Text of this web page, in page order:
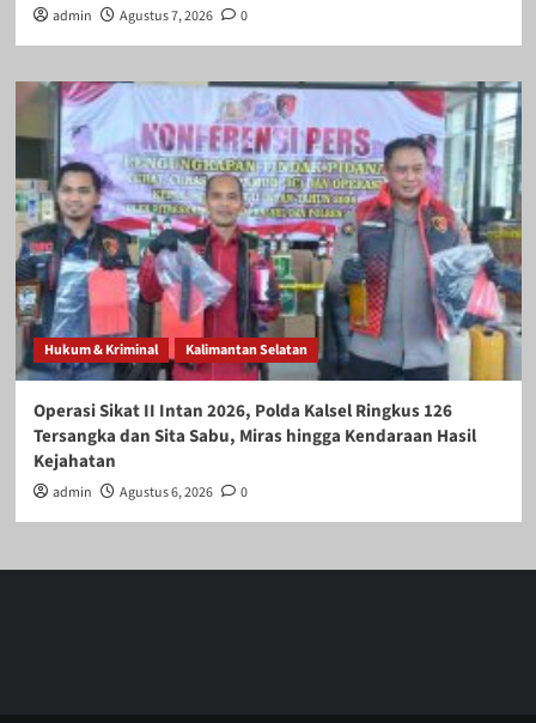
admin Agustus 7, 2026 0
Hukum & Kriminal Kalimantan Selatan
Operasi Sikat II Intan 2026, Polda Kalsel Ringkus 126
Tersangka dan Sita Sabu, Miras hingga Kendaraan Hasil
Kejahatan
admin Agustus 6, 2026 0